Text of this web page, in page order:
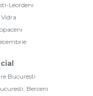
Leordeni
Bucuresti
Berceni